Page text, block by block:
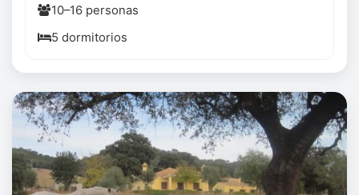
10–16 personas
5 dormitorios